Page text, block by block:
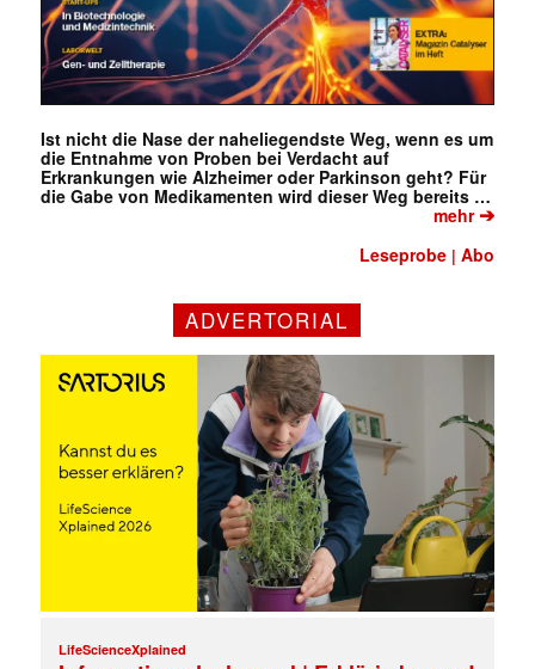
Ist nicht die Nase der naheliegendste Weg, wenn es um
die Entnahme von Proben bei Verdacht auf
Erkrankungen wie Alzheimer oder Parkinson geht? Für
die Gabe von Medikamenten wird dieser Weg bereits …
mehr➔
Leseprobe |Abo
ADVERTORIAL
LifeScienceXplained